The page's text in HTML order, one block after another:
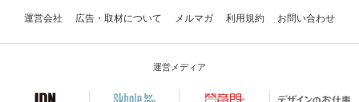
運営会社 広告・取材について メルマガ 利用規約 お問い合わせ
運営メディア